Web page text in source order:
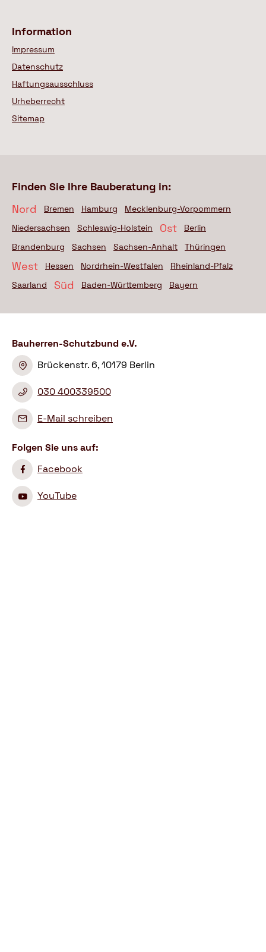
Information
Impressum
Datenschutz
Haftungsausschluss
Urheberrecht
Sitemap
Finden Sie Ihre Bauberatung in:
Nord
Bremen Hamburg
Mecklenburg-Vorpommern
Niedersachsen
Schleswig-Holstein Ost
Berlin
Brandenburg
Sachsen Sachsen-Anhalt Thüringen
West Hessen Nordrhein-Westfalen
Rheinland-Pfalz
Saarland
Süd Baden-Württemberg Bayern
Bauherren-Schutzbund e.V.
Brückenstr. 6, 10179 Berlin
030 400339500
E-Mail schreiben
Folgen Sie uns auf:
Facebook
YouTube